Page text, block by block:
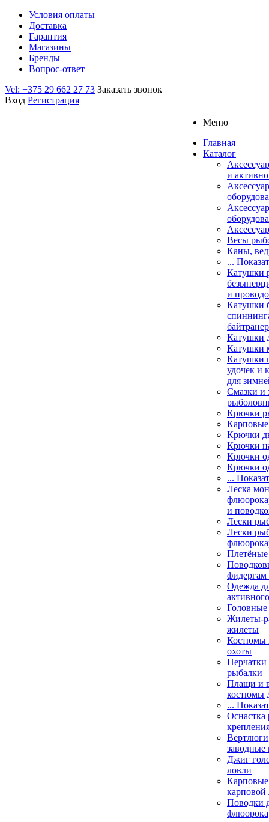
Условия оплаты
Доставка
Гарантия
Магазины
Бренды
Вопрос-ответ
Vel: +375 29 662 27 73 Заказать звонок
Вход Регистрация
Меню
Главная
Каталог
и
Весы
Каны,
...
Катушки
и
Катушки
Катушки
Катушки
Катушки
удочек и
для
Смазки и
Крючки
Крючки
Крючки
Крючки
Крючки
...
Леска
и
Лески
Лески
Одежда
Жилеты-
жилеты
Костюмы
охоты
Перчатки
рыбалки
Плащи и
костюмы
...
Оснастка
заводные
Джиг
ловли
Карповые
карповой
Поводки